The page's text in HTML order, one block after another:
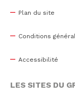
Plan du site
Conditions
Accessibilité
LES SITES DU